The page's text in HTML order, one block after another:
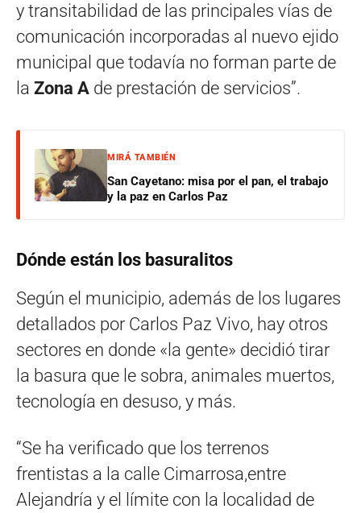
y transitabilidad de las principales vías de
comunicación incorporadas al nuevo ejido
municipal que todavía no forman parte de
la Zona A de prestación de servicios”.
MIRÁ TAMBIÉN
San Cayetano: misa por el pan, el trabajo
y la paz en Carlos Paz
Dónde están los basuralitos
Según el municipio, además de los lugares
detallados por Carlos Paz Vivo, hay otros
sectores en donde «la gente» decidió tirar
la basura que le sobra, animales muertos,
tecnología en desuso, y más.
“Se ha verificado que los terrenos
frentistas a la calle Cimarrosa,entre
Alejandría y el límite con la localidad de